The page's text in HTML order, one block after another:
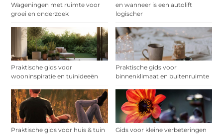
Wageningen met ruimte voor
groei en onderzoek
en wanneer is een autolift
logischer
Praktische gids voor
wooninspiratie en tuinideeën
Praktische gids voor
binnenklimaat en buitenruimte
Praktische gids voor huis & tuin Gids voor kleine verbeteringen